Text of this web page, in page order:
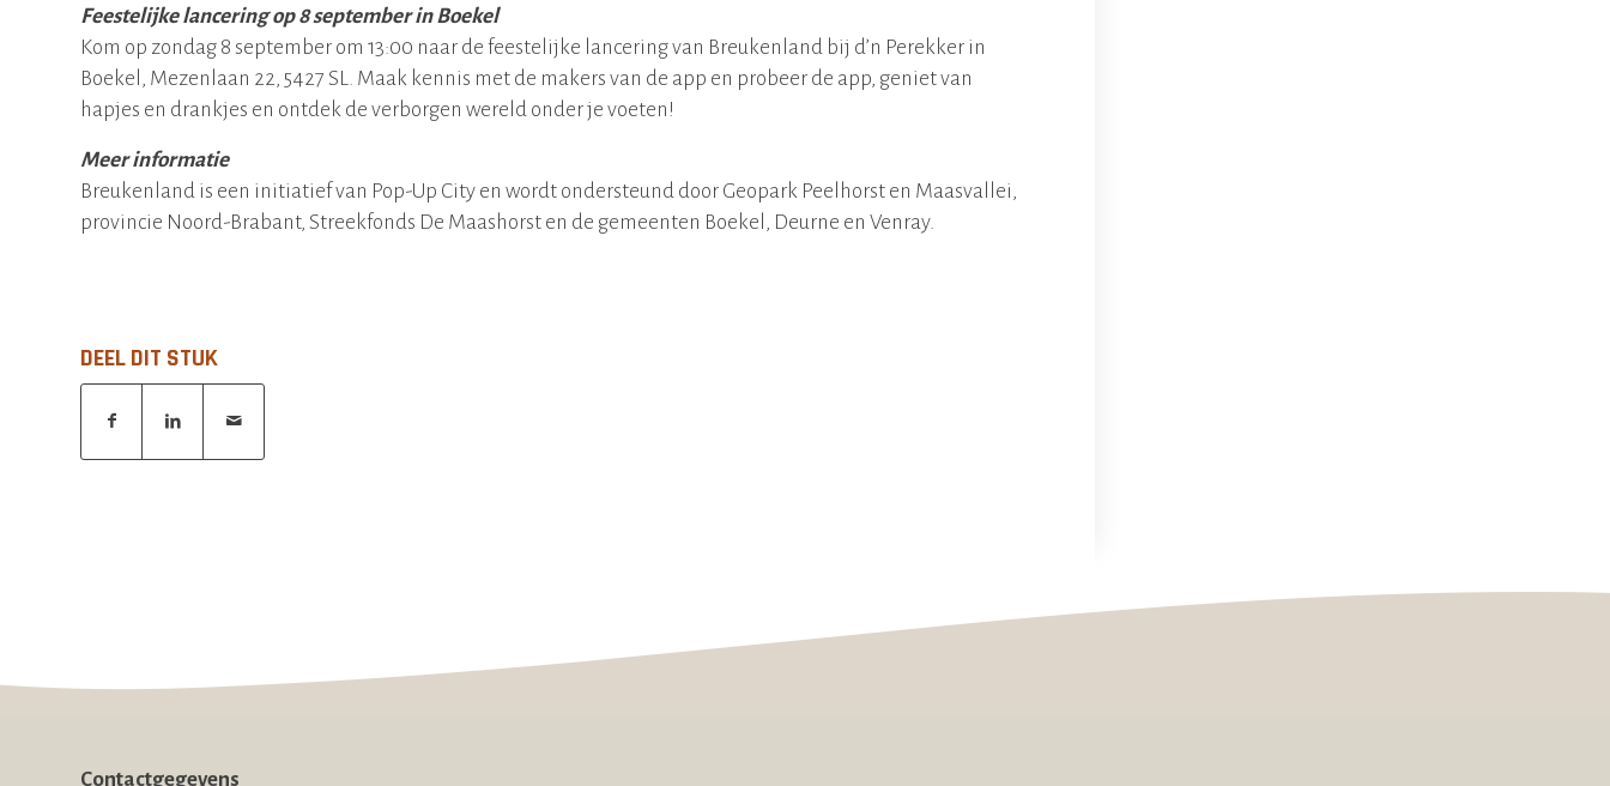
Feestelijke lancering op 8 september in Boekel
Kom op zondag 8 september om 13:00 naar de feestelijke lancering van Breukenland bij d’n Perekker in
Boekel, Mezenlaan 22, 5427 SL. Maak kennis met de makers van de app en probeer de app, geniet van
hapjes en drankjes en ontdek de verborgen wereld onder je voeten!
Meer informatie
Breukenland is een initiatief van Pop-Up City en wordt ondersteund door Geopark Peelhorst en Maasvallei,
provincie Noord-Brabant, Streekfonds De Maashorst en de gemeenten Boekel, Deurne en Venray.
DEEL DIT STUK
Contactgegevens